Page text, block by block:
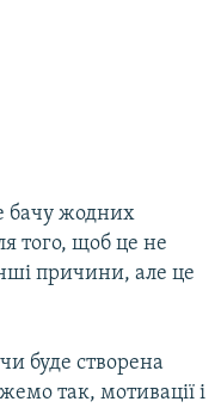
бачу жодних
того, щоб це не
причини, але це
буде створена
так, мотивації і